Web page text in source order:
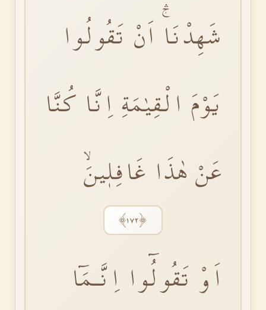
شَهِدْنَاۚۛ اَنْ تَقُولُوا
يَوْمَ الْقِيٰمَةِ اِنَّا كُنَّا
عَنْ هٰذَا غَافِلٖينَۙ
﴿١٧٢﴾
اَوْ تَقُولُٓوا اِنَّـمَٓا